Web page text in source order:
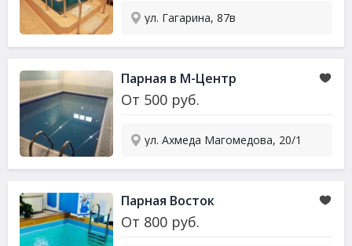
ул. Гагарина, 87в
Парная в М-Центр
От 500 руб.
ул. Ахмеда Магомедова, 20/1
Парная Восток
От 800 руб.